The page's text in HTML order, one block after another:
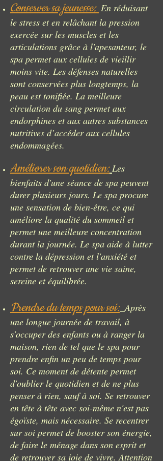
Conserver sa jeunesse:En réduisant
le stress et en relâchant la pression
exercée sur les muscles et les
articulations grâce à l'apesanteur, le
spa permet aux cellules de vieillir
moins vite. Les défenses naturelles
sont conservées plus longtemps, la
peau est tonifiée. La meilleure
circulation du sang permet aux
endorphines et aux autres substances
nutritives d’accéder aux cellules
endommagées.
Améliorer son quotidien: Les
bienfaits d'une séance de spa peuvent
durer plusieurs jours. Le spa procure
une sensation de bien-être, ce qui
améliore la qualité du sommeil et
permet une meilleure concentration
durant la journée. Le spa aide à lutter
contre la dépression et l'anxiété et
permet de retrouver une vie saine,
sereine et équilibrée.
Prendre du temps pour soi: Après
une longue journée de travail, à
s'occuper des enfants ou à ranger la
maison, rien de tel que le spa pour
prendre enfin un peu de temps pour
soi. Ce moment de détente permet
d'oublier le quotidien et de ne plus
penser à rien, sauf à soi. Se retrouver
en tête à tête avec soi-même n'est pas
égoïste, mais nécessaire. Se recentrer
sur soi permet de booster son énergie,
de faire le ménage dans son esprit et
de retrouver sa joie de vivre. Attention